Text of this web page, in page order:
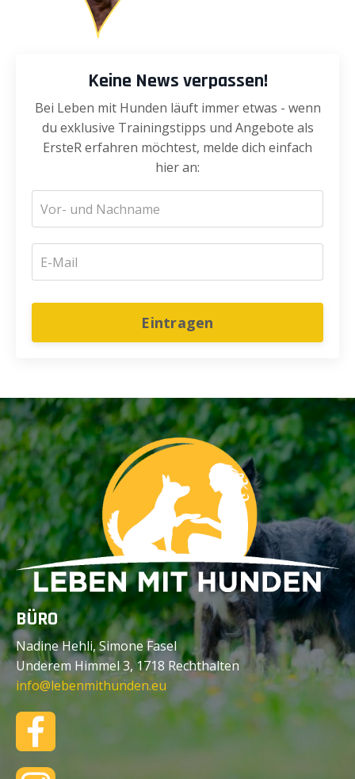
Keine News verpassen!
Bei Leben mit Hunden läuft immer etwas - wenn
du exklusive Trainingstipps und Angebote als
ErsteR erfahren möchtest, melde dich einfach
hier an:
Eintragen
BÜRO
Nadine Hehli, Simone Fasel
Underem Himmel 3, 1718 Rechthalten
info@lebenmithunden.eu